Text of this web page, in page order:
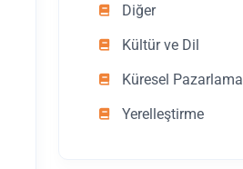
Diğer
Kültür ve Dil
Küresel Pazarlama
Yerelleştirme